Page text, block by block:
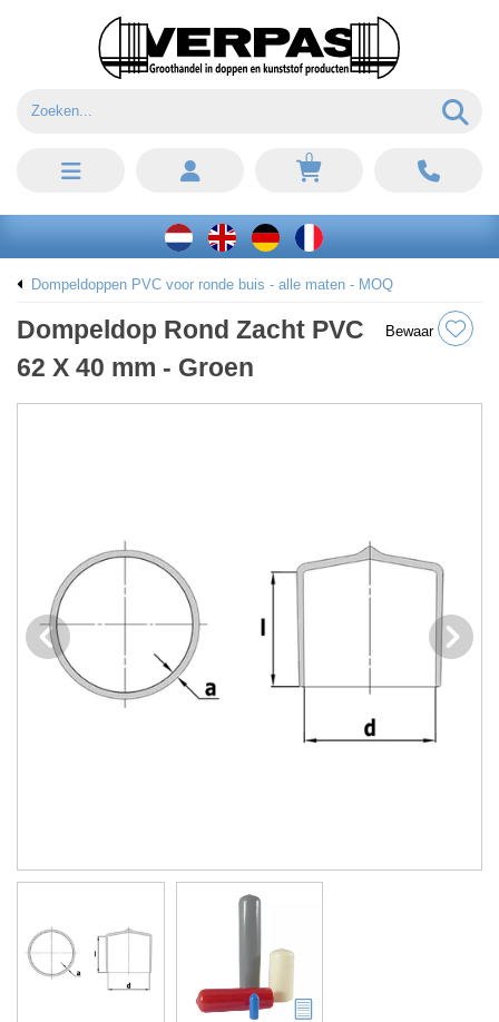
0
Dompeldoppen PVC voor ronde buis - alle maten - MOQ
Dompeldop Rond Zacht PVC
62 X 40 mm - Groen
Bewaar